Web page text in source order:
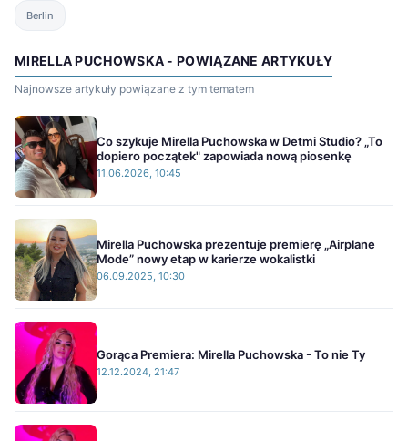
Berlin
MIRELLA PUCHOWSKA - POWIĄZANE ARTYKUŁY
Najnowsze artykuły powiązane z tym tematem
Co szykuje Mirella Puchowska w Detmi Studio? „To
dopiero początek" zapowiada nową piosenkę
11.06.2026, 10:45
Mirella Puchowska prezentuje premierę „Airplane
Mode” nowy etap w karierze wokalistki
06.09.2025, 10:30
Gorąca Premiera: Mirella Puchowska - To nie Ty
12.12.2024, 21:47